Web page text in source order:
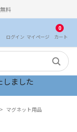
料
ログイン マイ ページ
0
カート
ました
マグネット用品